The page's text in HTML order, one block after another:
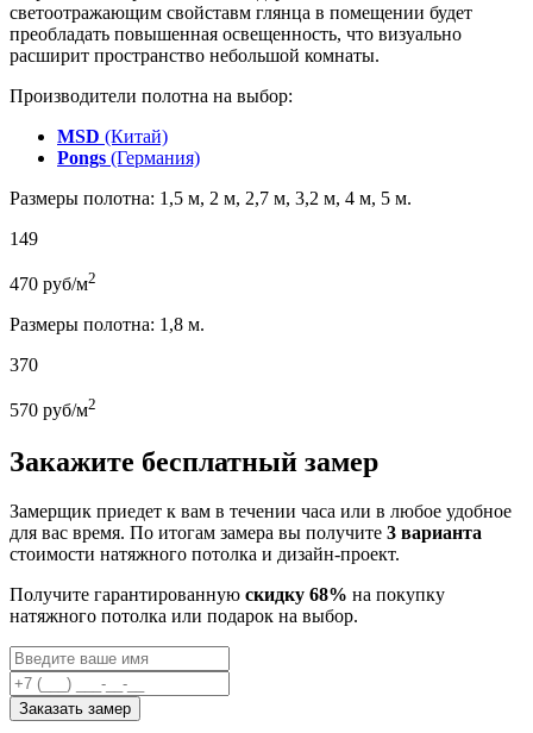
светоотражающим свойставм глянца в помещении будет
преобладать повышенная освещенность, что визуально
расширит пространство небольшой комнаты.
Производители полотна на выбор:
MSD (Китай)
Pongs (Германия)
Размеры полотна: 1,5 м, 2 м, 2,7 м, 3,2 м, 4 м, 5 м.
149
470 руб/м2
Размеры полотна: 1,8 м.
370
570 руб/м2
Закажите бесплатный замер
Замерщик приедет к вам в течении часа или в любое удобное
для вас время. По итогам замера вы получите 3 варианта
стоимости натяжного потолка и дизайн-проект.
Получите гарантированную скидку 68% на покупку
натяжного потолка или подарок на выбор.
Заказать замер